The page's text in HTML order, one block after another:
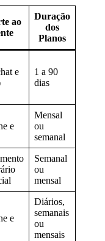
ao
Duração
dos
Planos
e
1 a 90
dias
e
Mensal
ou
semanal
Semanal
ou
mensal
e
Diários,
semanais
ou
mensais